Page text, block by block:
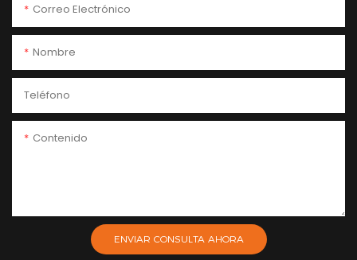
Correo Electrónico
Nombre
Teléfono
Contenido
ENVIAR CONSULTA AHORA